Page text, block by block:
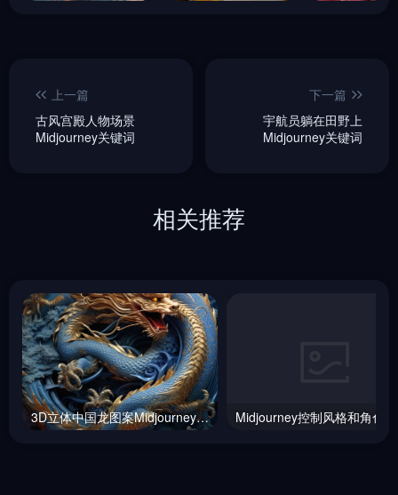
上一篇
古风宫殿人物场景
Midjourney关键词
下一篇
宇航员躺在田野上
Midjourney关键词
相关推荐
3D立体中国龙图案Midjourney咒语